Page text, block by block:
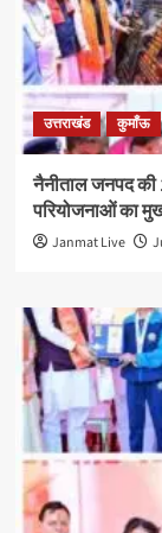
उत्तराखंड कुमाँऊ
नैनीताल जनपद की
परियोजनाओं का
Janmat Live